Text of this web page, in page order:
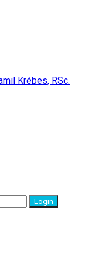
Krébes, RSc.
Login